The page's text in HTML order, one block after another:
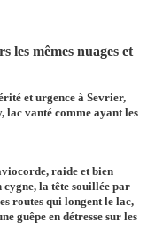
les mêmes nuages et
et urgence à Sevrier,
lac vanté comme ayant les
raide et bien
cygne, la tête souillée par
routes qui longent le lac,
guêpe en détresse sur les